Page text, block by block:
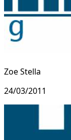
Zoe Stella
24/03/2011